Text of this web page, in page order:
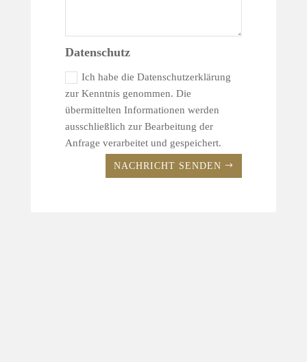
Datenschutz
Ich habe die Datenschutzerklärung
zur Kenntnis genommen. Die
übermittelten Informationen werden
ausschließlich zur Bearbeitung der
Anfrage verarbeitet und gespeichert.
NACHRICHT SENDEN